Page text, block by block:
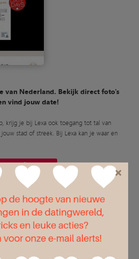
van Nederland. Bekijk direct foto's
vind jouw date!
krijg je bij Lexa ook toegang tot tal van
stad of streek. Bij Lexa kan je waar en
Meer informatie
×